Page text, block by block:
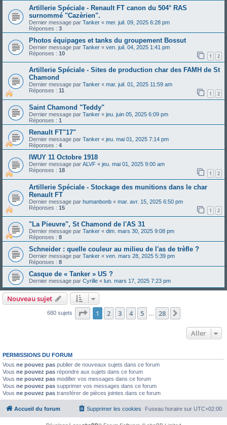
Artillerie Spéciale - Renault FT canon du 504° RAS
surnommé "Cazèrien".
Dernier message par Tanker « mer. juil. 09, 2025 6:28 pm
Réponses : 3
Photos équipages et tanks du groupement Bossut
Dernier message par Tanker « ven. juil. 04, 2025 1:41 pm
Réponses : 10 1 2
Artillerie Spéciale - Sites de production char des FAMH de St
Chamond
Dernier message par Tanker « mar. juil. 01, 2025 11:59 am
Réponses : 11 1 2
Saint Chamond "Teddy"
Dernier message par Tanker « jeu. juin 05, 2025 6:09 pm
Réponses : 1
Renault FT"17"
Dernier message par Tanker « jeu. mai 01, 2025 7:14 pm
Réponses : 4
IWUY 11 Octobre 1918
Dernier message par ALVF « jeu. mai 01, 2025 9:00 am
Réponses : 18 1 2
Artillerie Spéciale - Stockage des munitions dans le char
Renault FT
Dernier message par humanbonb « mar. avr. 15, 2025 6:50 pm
Réponses : 15 1 2
"La Pieuvre", St Chamond de l'AS 31
Dernier message par Tanker « dim. mars 30, 2025 9:08 pm
Réponses : 8
Schneider : quelle couleur au milieu de l'as de trèfle ?
Dernier message par Tanker « ven. mars 28, 2025 5:39 pm
Réponses : 8
Casque de « Tanker » US ?
Dernier message par Cyrille « lun. mars 17, 2025 7:23 pm
Nouveau sujet
680 sujets Page 1sur28
1 2 3 4 5 … 28
Aller
PERMISSIONS DU FORUM
Vous ne pouvez pas publier de nouveaux sujets dans ce forum
Vous ne pouvez pas répondre aux sujets dans ce forum
Vous ne pouvez pas modifier vos messages dans ce forum
Vous ne pouvez pas supprimer vos messages dans ce forum
Vous ne pouvez pas transférer de pièces jointes dans ce forum
Accueil du forum Fuseau horaire sur UTC+02:00
Supprimer les cookies